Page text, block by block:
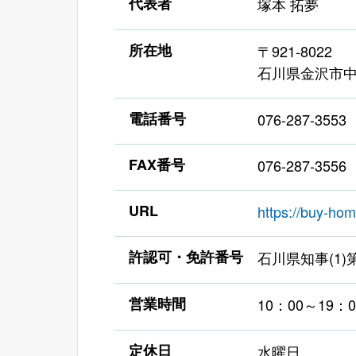
所在地
〒921-8022
石川県金沢市
電話番号 076-287-3553
FAX番号 076-287-3556
URL https://buy-
許認可・免許番号 石川県知事(1)
営業時間 10：00～19：
定休日 水曜日